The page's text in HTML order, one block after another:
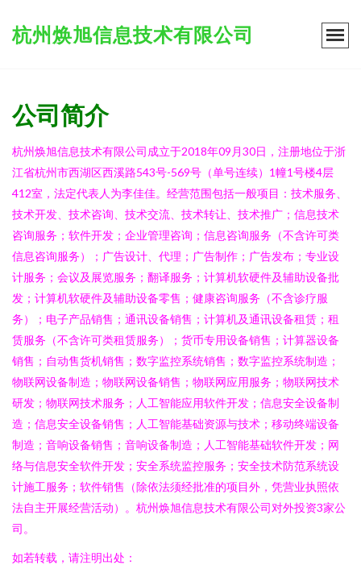
杭州焕旭信息技术有限公司
公司简介
杭州焕旭信息技术有限公司成立于2018年09月30日，注册地位于浙
江省杭州市西湖区西溪路543号-569号（单号连续）1幢1号楼4层
412室，法定代表人为李佳佳。经营范围包括一般项目：技术服务、
技术开发、技术咨询、技术交流、技术转让、技术推广；信息技术
咨询服务；软件开发；企业管理咨询；信息咨询服务（不含许可类
信息咨询服务）；广告设计、代理；广告制作；广告发布；专业设
计服务；会议及展览服务；翻译服务；计算机软硬件及辅助设备批
发；计算机软硬件及辅助设备零售；健康咨询服务（不含诊疗服
务）；电子产品销售；通讯设备销售；计算机及通讯设备租赁；租
赁服务（不含许可类租赁服务）；货币专用设备销售；计算器设备
销售；自动售货机销售；数字监控系统销售；数字监控系统制造；
物联网设备制造；物联网设备销售；物联网应用服务；物联网技术
研发；物联网技术服务；人工智能应用软件开发；信息安全设备制
造；信息安全设备销售；人工智能基础资源与技术；移动终端设备
制造；音响设备销售；音响设备制造；人工智能基础软件开发；网
络与信息安全软件开发；安全系统监控服务；安全技术防范系统设
计施工服务；软件销售（除依法须经批准的项目外，凭营业执照依
法自主开展经营活动）。杭州焕旭信息技术有限公司对外投资3家公
司。
如若转载，请注明出处：